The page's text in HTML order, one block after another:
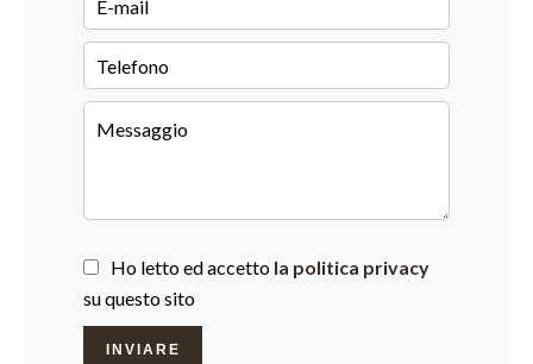
Ho letto ed accetto la politica privacy
su questo sito
INVIARE